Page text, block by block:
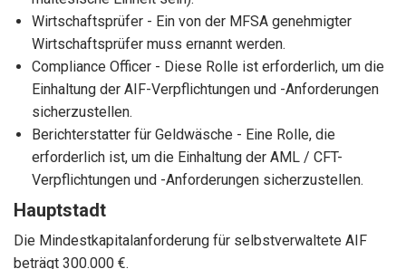
Wirtschaftsprüfer - Ein von der MFSA genehmigter
Wirtschaftsprüfer muss ernannt werden.
Compliance Officer - Diese Rolle ist erforderlich, um die
Einhaltung der AIF-Verpflichtungen und -Anforderungen
sicherzustellen.
Berichterstatter für Geldwäsche - Eine Rolle, die
erforderlich ist, um die Einhaltung der AML / CFT-
Verpflichtungen und -Anforderungen sicherzustellen.
Hauptstadt
Die Mindestkapitalanforderung für selbstverwaltete AIF
beträgt 300.000 €.